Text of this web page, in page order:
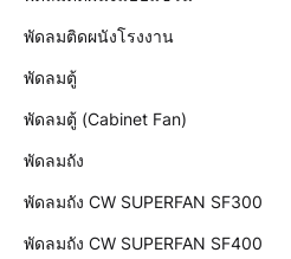
พัดลมติดผนังโรงงาน
พัดลมตู้
พัดลมตู้ (Cabinet Fan)
พัดลมถัง
พัดลมถัง CW SUPERFAN SF300
พัดลมถัง CW SUPERFAN SF400